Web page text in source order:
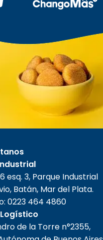
esq. 3, Parque Industrial
Batán, Mar del Plata.
0223 464 4860
de la Torre n°2355,